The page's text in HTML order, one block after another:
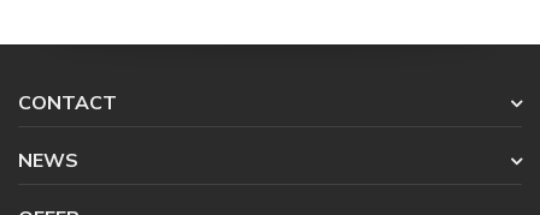
CONTACT
NEWS